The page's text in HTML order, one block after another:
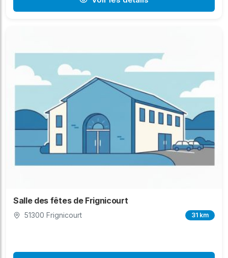
Salle des fêtes de Frignicourt
51300 Frignicourt 31 km